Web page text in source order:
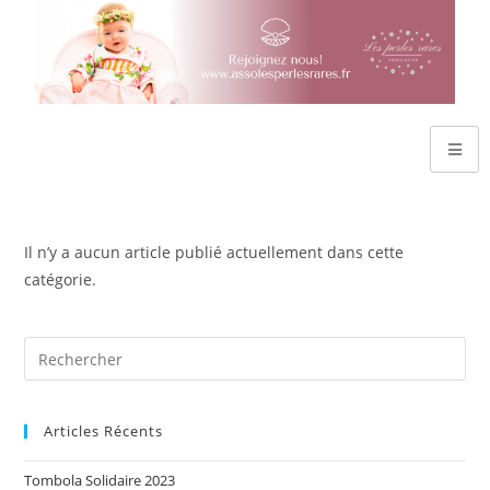
Il n’y a aucun article publié actuellement dans cette
catégorie.
Articles Récents
Tombola Solidaire 2023